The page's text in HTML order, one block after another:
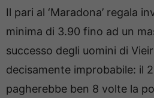
Il pari al ‘Maradona’ regala
minima di 3.90 fino ad un
successo degli uomini di
decisamente improbabile: il
pagherebbe ben 8 volte la